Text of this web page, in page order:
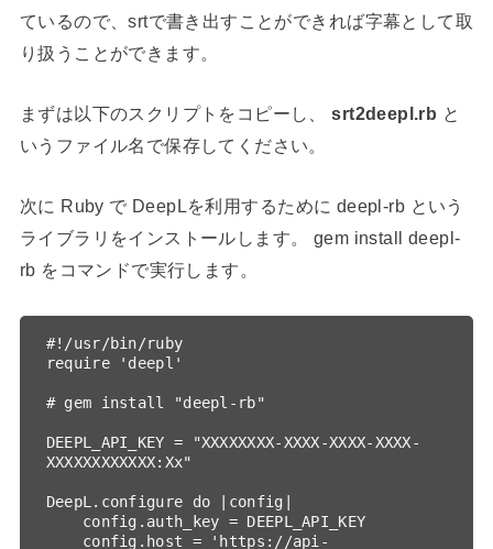
ているので、srtで書き出すことができれば字幕として取
り扱うことができます。
まずは以下のスクリプトをコピーし、srt2deepl.rb と
いうファイル名で保存してください。
次に Ruby で DeepLを利用するために deepl-rb という
ライブラリをインストールします。 gem install deepl-
rb をコマンドで実行します。
#!/usr/bin/ruby
require 'deepl'
# gem install "deepl-rb"
DEEPL_API_KEY = "XXXXXXXX-XXXX-XXXX-XXXX-
XXXXXXXXXXXX:Xx"
DeepL.configure do |config|